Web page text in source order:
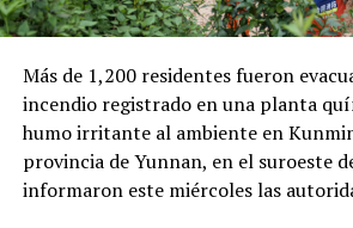
saldo de 137 personas fallecidas.
Comparte esto:
Facebook X
Más de 1,200 residentes fueron
incendio registrado en una planta
humo irritante al ambiente en
provincia de Yunnan, en el suroeste
informaron este miércoles las